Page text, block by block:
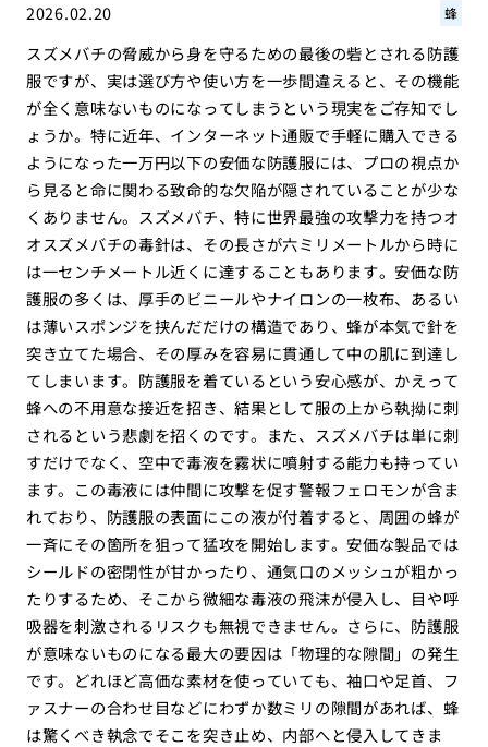
2026.02.20 蜂
スズメバチの脅威から身を守るための最後の砦とされる防護
服ですが、実は選び方や使い方を一歩間違えると、その機能
が全く意味ないものになってしまうという現実をご存知でし
ょうか。特に近年、インターネット通販で手軽に購入できる
ようになった一万円以下の安価な防護服には、プロの視点か
ら見ると命に関わる致命的な欠陥が隠されていることが少な
くありません。スズメバチ、特に世界最強の攻撃力を持つオ
オスズメバチの毒針は、その長さが六ミリメートルから時に
は一センチメートル近くに達することもあります。安価な防
護服の多くは、厚手のビニールやナイロンの一枚布、あるい
は薄いスポンジを挟んだだけの構造であり、蜂が本気で針を
突き立てた場合、その厚みを容易に貫通して中の肌に到達し
てしまいます。防護服を着ているという安心感が、かえって
蜂への不用意な接近を招き、結果として服の上から執拗に刺
されるという悲劇を招くのです。また、スズメバチは単に刺
すだけでなく、空中で毒液を霧状に噴射する能力も持ってい
ます。この毒液には仲間に攻撃を促す警報フェロモンが含ま
れており、防護服の表面にこの液が付着すると、周囲の蜂が
一斉にその箇所を狙って猛攻を開始します。安価な製品では
シールドの密閉性が甘かったり、通気口のメッシュが粗かっ
たりするため、そこから微細な毒液の飛沫が侵入し、目や呼
吸器を刺激されるリスクも無視できません。さらに、防護服
が意味ないものになる最大の要因は「物理的な隙間」の発生
です。どれほど高価な素材を使っていても、袖口や足首、フ
ァスナーの合わせ目などにわずか数ミリの隙間があれば、蜂
は驚くべき執念でそこを突き止め、内部へと侵入してきま